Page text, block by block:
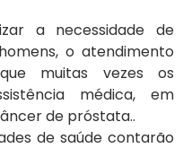
a necessidade de
o atendimento
muitas vezes os
médica, em
de próstata..
de saúde contarão